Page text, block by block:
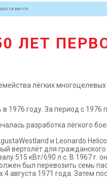
AW109
ЛЕТ
лёгких
1976 году. За период с
разработка лёгкого
и Leonardo
вертолёт для
515 кВт/690 л.с. В 1967 г.
был перевозить семь
августа 1971 года. Затем